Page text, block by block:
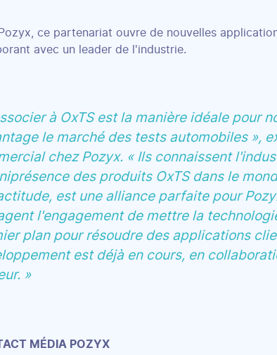
ce partenariat ouvre de nouvelles
avec un leader de l'industrie.
à OxTS est la manière idéale pour
le marché des tests automobiles »,
chez Pozyx. « Ils connaissent
des produits OxTS dans le
est une alliance parfaite pour
l'engagement de mettre la
plan pour résoudre des applications
est déjà en cours, en
»
MÉDIA POZYX